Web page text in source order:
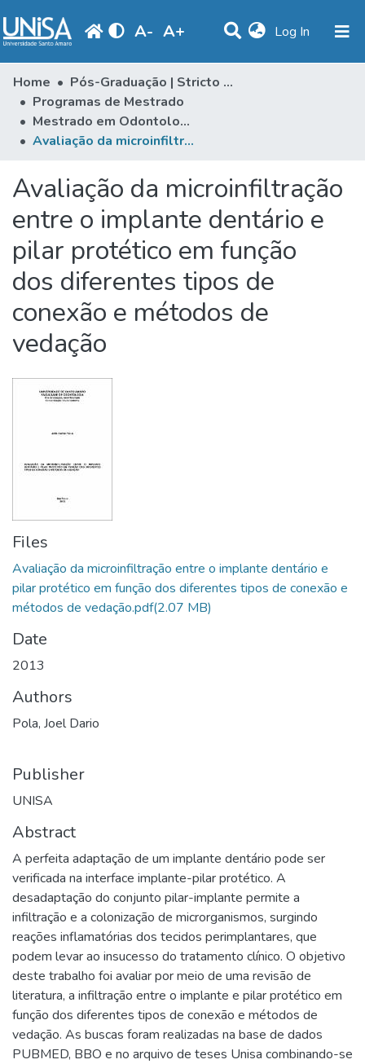
A- A+ Log In (current)
Statistics
Communities & Collections
Browse
Produção Docente
Library
Periodicals
Home
Pós-Graduação | Stricto Sensu
Programas de Mestrado
Mestrado em Odontologia
Avaliação da microinfiltração entre o implante dentário e pilar protético em função dos diferentes tipos de conexão e métodos de vedação
Avaliação da microinfiltração
entre o implante dentário e
pilar protético em função
dos diferentes tipos de
conexão e métodos de
vedação
Files
Avaliação da microinfiltração entre o implante dentário e
pilar protético em função dos diferentes tipos de conexão e
métodos de vedação.pdf(2.07 MB)
Date
2013
Authors
Pola, Joel Dario
Publisher
UNISA
Abstract
A perfeita adaptação de um implante dentário pode ser
verificada na interface implante-pilar protético. A
desadaptação do conjunto pilar-implante permite a
infiltração e a colonização de microrganismos, surgindo
reações inflamatórias dos tecidos perimplantares, que
podem levar ao insucesso do tratamento clínico. O objetivo
deste trabalho foi avaliar por meio de uma revisão de
literatura, a infiltração entre o implante e pilar protético em
função dos diferentes tipos de conexão e métodos de
vedação. As buscas foram realizadas na base de dados
PUBMED, BBO e no arquivo de teses Unisa combinando-se